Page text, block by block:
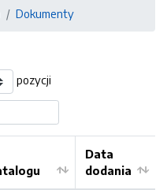
Dokumenty
pozycji
Data
dodania